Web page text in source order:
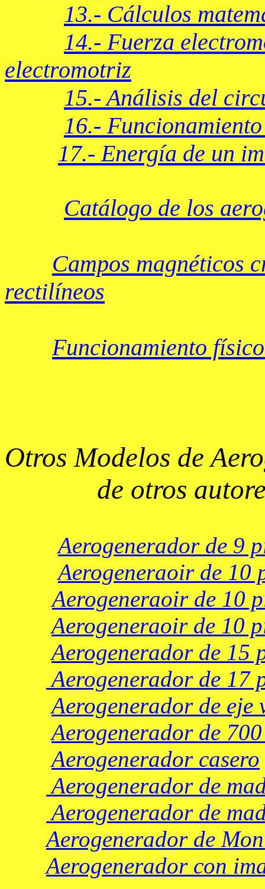
13.- Cálculos
14.- Fuerza
electromotriz
15.- Análisis del
16.-
17.- Energía de un
Catálogo de los
Campos magnéticos
rectilíneos
Funcionamiento
Otros Modelos de
de otros
Aerogenerador de 9
Aerogeneraoir de 10
Aerogeneraoir de 10
Aerogeneraoir de 10
Aerogenerador de 15
Aerogenerador de 17
Aerogenerador de eje
Aerogenerador de
Aerogenerador casero
Aerogenerador de
Aerogenerador de
Aerogenerador de
Aerogenerador con